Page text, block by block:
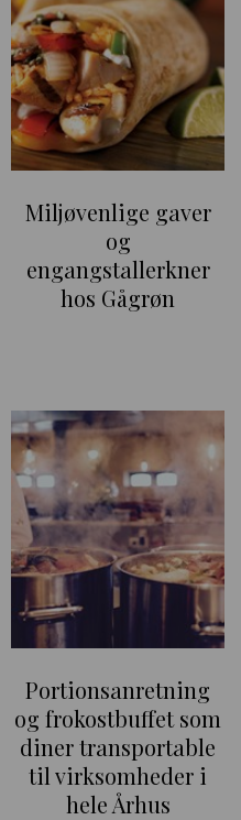
Miljøvenlige gaver
og
engangstallerkner
hos Gågrøn
Portionsanretning
og frokostbuffet som
diner transportable
til virksomheder i
hele Århus